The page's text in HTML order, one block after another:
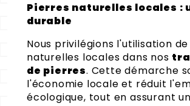
Pierres naturelles locales :
durable
Nous privilégions l'utilisation
naturelles locales dans nos
de pierres. Cette démarche
l'économie locale et réduit
écologique, tout en assurant